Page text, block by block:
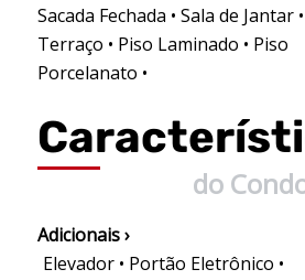
Sacada Fechada • Sala de Jantar •
Terraço • Piso Laminado • Piso
Porcelanato •
do
Adicionais ›
Elevador • Portão Eletrônico •